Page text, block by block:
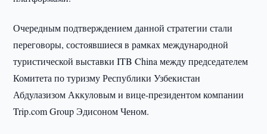
Очередным подтверждением данной стратегии стали
переговоры, состоявшиеся в рамках международной
туристической выставки ITB China между председателем
Комитета по туризму Республики Узбекистан
Абдулазизом Аккуловым и вице-президентом компании
Trip.com Group Эдисоном Ченом.